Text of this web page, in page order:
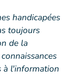
handicapées
toujours
de la
à l'information